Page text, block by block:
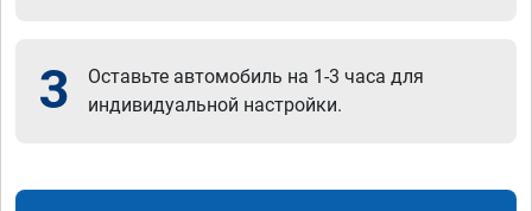
3
Оставьте автомобиль на 1-3 часа для
индивидуальной настройки.